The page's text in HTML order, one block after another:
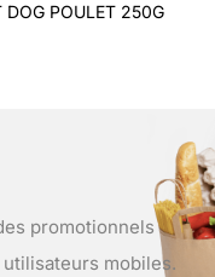
DOG POULET 250G
promotionnels
mobiles.